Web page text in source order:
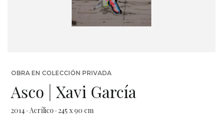
OBRA EN COLECCIÓN PRIVADA
Asco | Xavi García
2014 · Acrílico · 245 x 90 cm